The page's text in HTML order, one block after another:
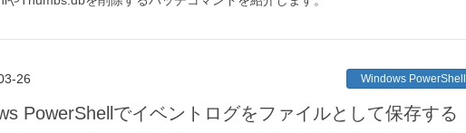
26 Windows PowerShell
PowerShellでイベントログをファイルとして保存する